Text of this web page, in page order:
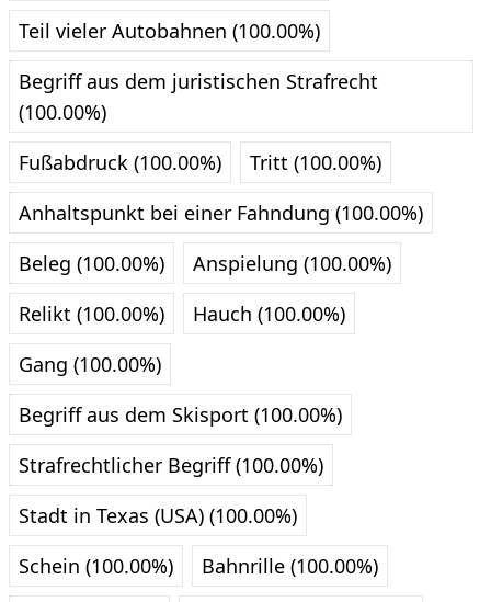
Teil vieler Autobahnen (100.00%)
Begriff aus dem juristischen Strafrecht
(100.00%)
Fußabdruck (100.00%)
Tritt (100.00%)
Anhaltspunkt bei einer Fahndung (100.00%)
Beleg (100.00%)
Anspielung (100.00%)
Relikt (100.00%)
Hauch (100.00%)
Gang (100.00%)
Begriff aus dem Skisport (100.00%)
Strafrechtlicher Begriff (100.00%)
Stadt in Texas (USA) (100.00%)
Schein (100.00%)
Bahnrille (100.00%)